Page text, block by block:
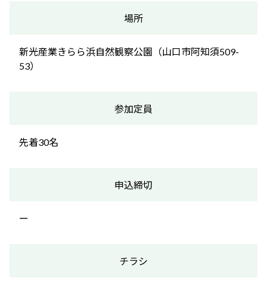
場所
新光産業きらら浜自然観察公園（山口市阿知須509-
53）
参加定員
先着30名
申込締切
ー
チラシ